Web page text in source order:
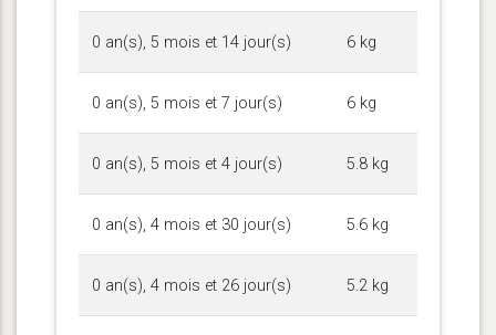
0 an(s), 5 mois et 14 jour(s) 6 kg
0 an(s), 5 mois et 7 jour(s) 6 kg
0 an(s), 5 mois et 4 jour(s) 5.8 kg
0 an(s), 4 mois et 30 jour(s) 5.6 kg
0 an(s), 4 mois et 26 jour(s) 5.2 kg